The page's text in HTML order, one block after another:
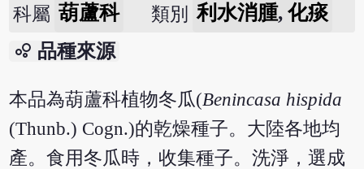
科屬 葫蘆科 類別 利水消腫, 化痰
bubble_chart 品種來源
本品為葫蘆科植物冬瓜(Benincasa hispida
(Thunb.) Cogn.)的乾燥種子。大陸各地均
產。食用冬瓜時，收集種子。洗淨，選成